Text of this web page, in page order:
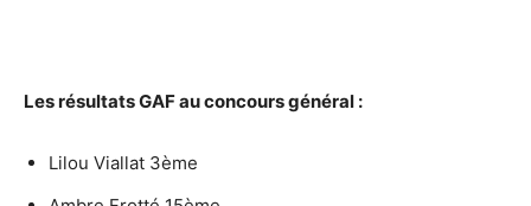
Les résultats GAF au concours général :
Lilou Viallat 3ème